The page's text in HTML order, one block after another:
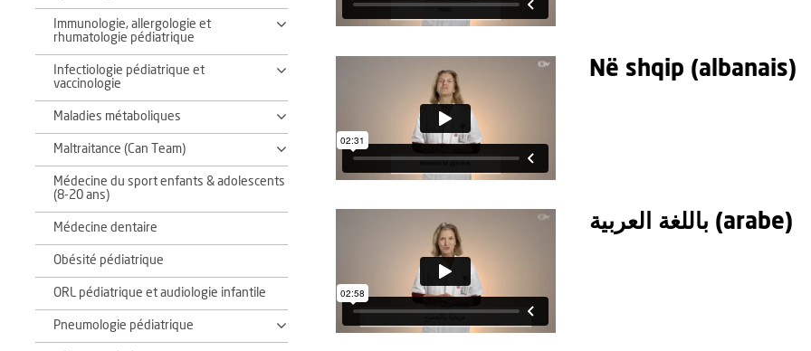
Immunologie, allergologie et
rhumatologie pédiatrique
Infectiologie pédiatrique et
vaccinologie
Maladies métaboliques
Maltraitance (Can Team)
Médecine du sport enfants & adolescents
(8-20 ans)
Médecine dentaire
Obésité pédiatrique
ORL pédiatrique et audiologie infantile
Pneumologie pédiatrique
Në shqip (albanais)
باللغة العربية (arabe)